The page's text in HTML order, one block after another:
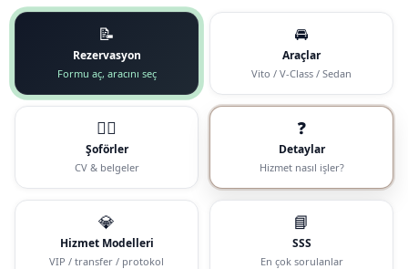
📝
Rezervasyon
Formu aç, aracını seç
🚘
Araçlar
Vito / V-Class / Sedan
🧑‍✈️
Şoförler
CV & belgeler
❓
Detaylar
Hizmet nasıl işler?
💎
Hizmet Modelleri
VIP / transfer / protokol
📘
SSS
En çok sorulanlar